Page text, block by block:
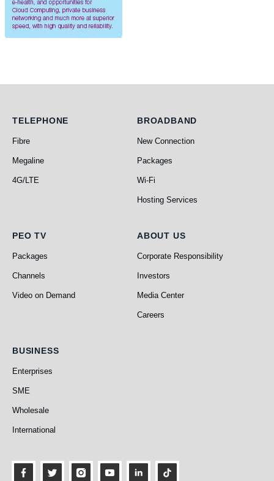
Telephone
TELEPHONE
Fibre
Megaline
4G/LTE
Broadband
BROADBAND
New Connection
Packages
Wi-Fi
Hosting Services
PEO TV
PEO TV
Packages
Channels
Video on Demand
About Us
ABOUT US
Corporate Responsibility
Investors
Media Center
Careers
Business
BUSINESS
Enterprises
SME
Wholesale
International